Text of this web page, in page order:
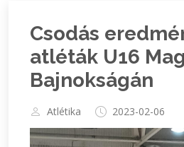
Csodás
atléták U16
Bajnokságán
Atlétika 2023-02-06